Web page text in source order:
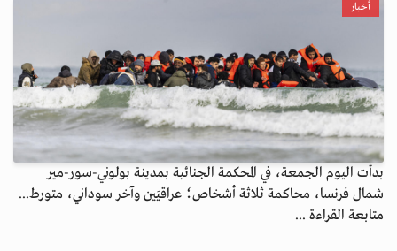
أخبار
بدأت اليوم الجمعة، في المحكمة الجنائية بمدينة بولوني-سور-مير
شمال فرنسا، محاكمة ثلاثة أشخاص؛ عراقيَين وآخر سوداني، متورط...
متابعة القراءة ...